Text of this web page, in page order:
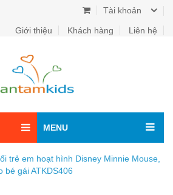
Tài khoản
Giới thiệu Khách hàng Liên hệ
MENU
trẻ em hoạt hình Disney Minnie Mouse,
bé gái ATKDS406